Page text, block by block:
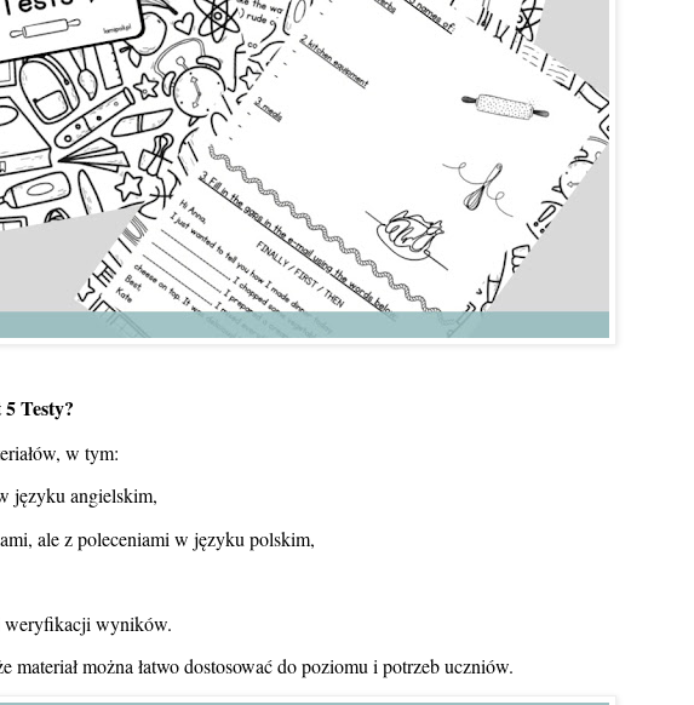
Testy?
w tym:
języku angielskim,
ale z poleceniami w języku polskim,
weryfikacji wyników.
można łatwo dostosować do poziomu i potrzeb uczniów.